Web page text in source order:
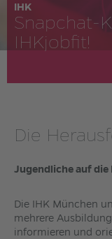
IHK
Snapchat-
IHKjobfit!
Die
Jugendliche auf
Die IHK München
mehrere
informieren und